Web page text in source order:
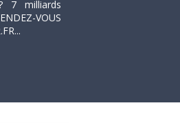
7 milliards
VOUS